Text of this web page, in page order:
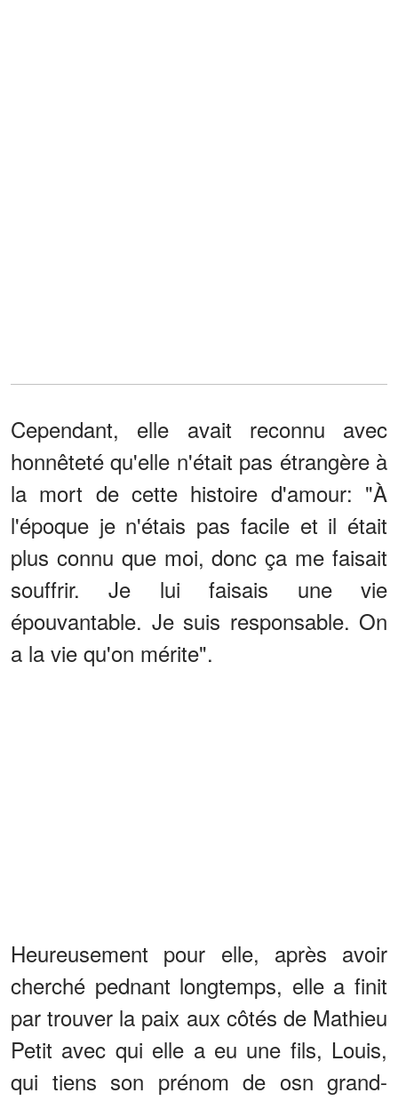
Cependant, elle avait reconnu avec
honnêteté qu'elle n'était pas étrangère à
la mort de cette histoire d'amour: "À
l'époque je n'étais pas facile et il était
plus connu que moi, donc ça me faisait
souffrir. Je lui faisais une vie
épouvantable. Je suis responsable. On
a la vie qu'on mérite".
Heureusement pour elle, après avoir
cherché pednant longtemps, elle a finit
par trouver la paix aux côtés de Mathieu
Petit avec qui elle a eu une fils, Louis,
qui tiens son prénom de osn grand-